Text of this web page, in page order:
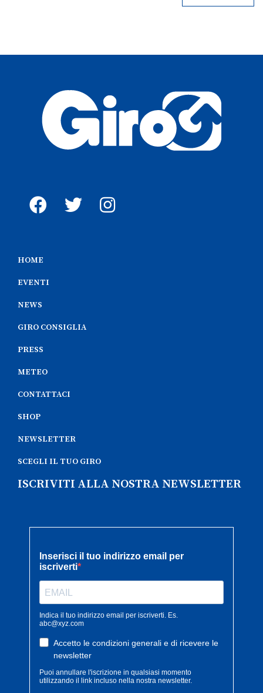
HOME
EVENTI
NEWS
GIRO CONSIGLIA
PRESS
METEO
CONTATTACI
SHOP
NEWSLETTER
SCEGLI IL TUO GIRO
ISCRIVITI ALLA NOSTRA NEWSLETTER